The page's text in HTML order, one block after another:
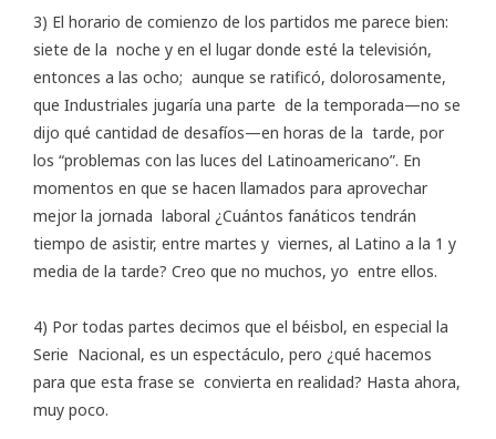
3) El horario de comienzo de los partidos me parece bien:
siete de la noche y en el lugar donde esté la televisión,
entonces a las ocho; aunque se ratificó, dolorosamente,
que Industriales jugaría una parte de la temporada—no se
dijo qué cantidad de desafíos—en horas de la tarde, por
los “problemas con las luces del Latinoamericano”. En
momentos en que se hacen llamados para aprovechar
mejor la jornada laboral ¿Cuántos fanáticos tendrán
tiempo de asistir, entre martes y viernes, al Latino a la 1 y
media de la tarde? Creo que no muchos, yo entre ellos.
4) Por todas partes decimos que el béisbol, en especial la
Serie Nacional, es un espectáculo, pero ¿qué hacemos
para que esta frase se convierta en realidad? Hasta ahora,
muy poco.